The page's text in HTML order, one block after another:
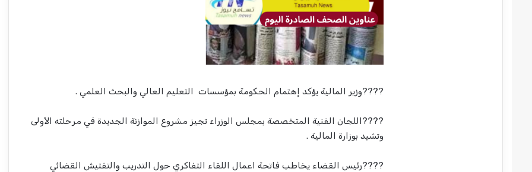
????وزير المالية يؤكد إهتمام الحكومة بمؤسسات التعليم العالي والبحث العلمي .
????اللجان الفنية المتخصصة بمجلس الوزراء تجيز مشروع الموازنة الجديدة في مرحلته الأولى
وتشيد بوزارة المالية .
????رئيس القضاء يخاطب فاتحة اعمال اللقاء التفاكري حول التدريب والتفتيش القضائي